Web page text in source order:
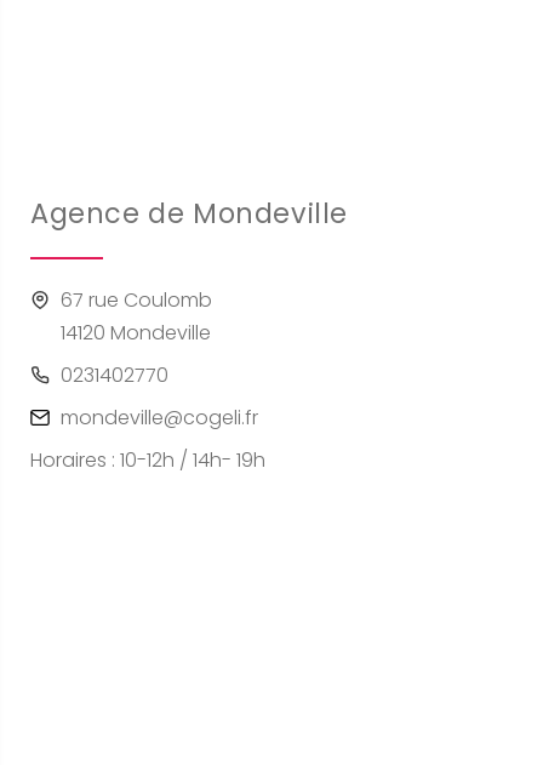
Agence de Mondeville
67 rue Coulomb
14120 Mondeville
0231402770
mondeville@cogeli.fr
Horaires : 10-12h / 14h- 19h